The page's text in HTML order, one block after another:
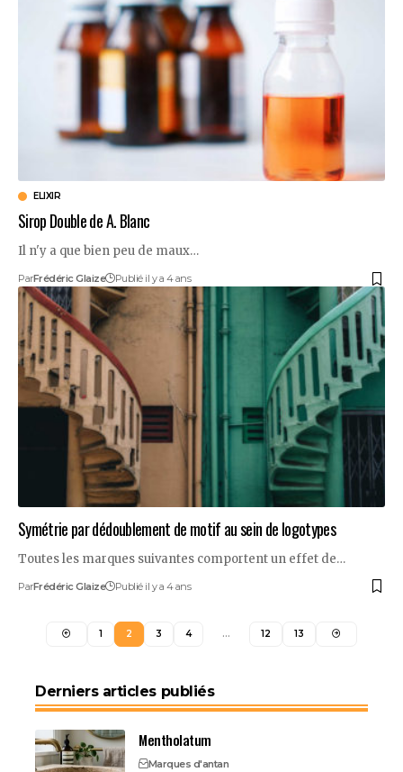
ELIXIR
Sirop Double de A. Blanc
Il n'y a que bien peu de maux…
ParFrédéric Glaize Publié il y a 4 ans
Symétrie par dédoublement de motif au sein de logotypes
Toutes les marques suivantes comportent un effet de…
ParFrédéric Glaize Publié il y a 4 ans
1 2 3 4 … 12 13
Derniers articles publiés
Mentholatum
Marques d'antan